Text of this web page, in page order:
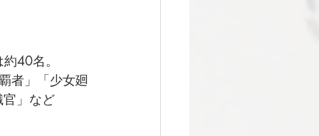
40名。
者」「少女廻
」など